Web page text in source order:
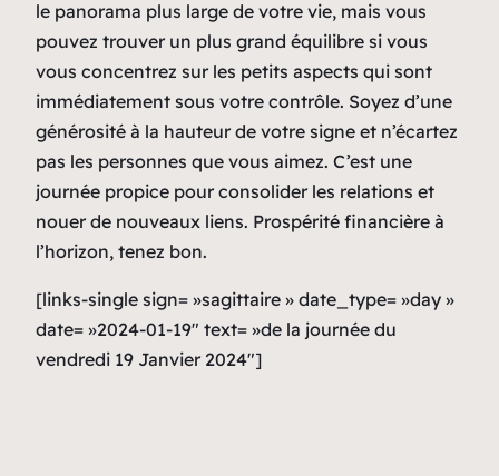
le panorama plus large de votre vie, mais vous
pouvez trouver un plus grand équilibre si vous
vous concentrez sur les petits aspects qui sont
immédiatement sous votre contrôle. Soyez d’une
générosité à la hauteur de votre signe et n’écartez
pas les personnes que vous aimez. C’est une
journée propice pour consolider les relations et
nouer de nouveaux liens. Prospérité financière à
l’horizon, tenez bon.
[links-single sign= »sagittaire » date_type= »day »
date= »2024-01-19″ text= »de la journée du
vendredi 19 Janvier 2024″]